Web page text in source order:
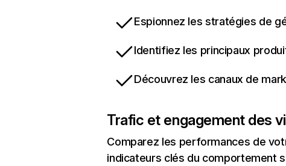
Espionnez les stratégies de
Identifiez les principaux
Découvrez les canaux de
Trafic et engagement des
Comparez les performances de
indicateurs clés du comportement